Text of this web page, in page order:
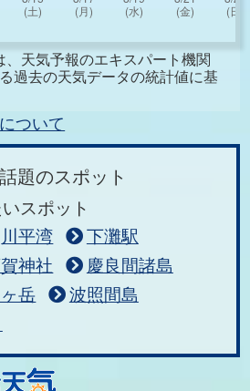
天気予報のエキスパート機関
過去の天気データの統計値に基
ついて
話題のスポット
スポット
川平湾
下灘駅
神社
慶良間諸島
岳
波照間島